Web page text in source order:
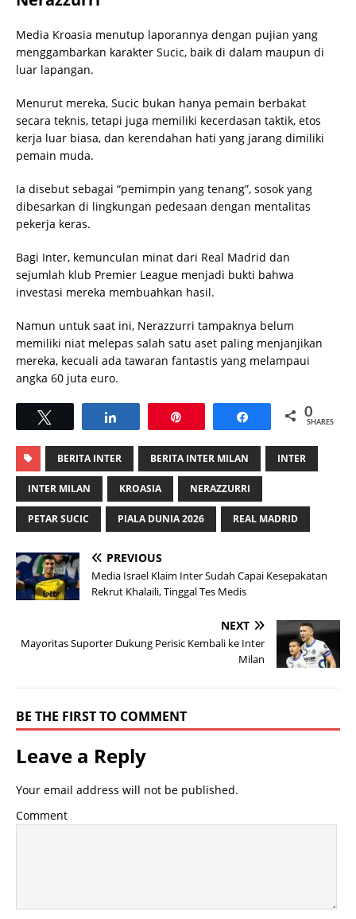
Media Kroasia menutup laporannya dengan pujian yang
menggambarkan karakter Sucic, baik di dalam maupun di
luar lapangan.
Menurut mereka, Sucic bukan hanya pemain berbakat
secara teknis, tetapi juga memiliki kecerdasan taktik, etos
kerja luar biasa, dan kerendahan hati yang jarang dimiliki
pemain muda.
Ia disebut sebagai “pemimpin yang tenang”, sosok yang
dibesarkan di lingkungan pedesaan dengan mentalitas
pekerja keras.
Bagi Inter, kemunculan minat dari Real Madrid dan
sejumlah klub Premier League menjadi bukti bahwa
investasi mereka membuahkan hasil.
Namun untuk saat ini, Nerazzurri tampaknya belum
memiliki niat melepas salah satu aset paling menjanjikan
mereka, kecuali ada tawaran fantastis yang melampaui
angka 60 juta euro.
Share 0
SHARES
BERITA INTER BERITA INTER MILAN INTER
INTER MILAN KROASIA NERAZZURRI
PETAR SUCIC PIALA DUNIA 2026 REAL MADRID
PREVIOUS
Media Israel Klaim Inter Sudah Capai Kesepakatan
Rekrut Khalaili, Tinggal Tes Medis
NEXT
Mayoritas Suporter Dukung Perisic Kembali ke Inter
Milan
BE THE FIRST TO COMMENT
Leave a Reply
Your email address will not be published.
Comment